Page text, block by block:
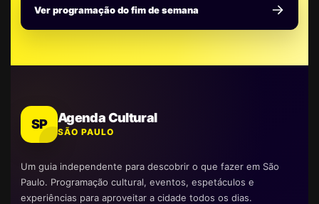
Ver programação do fim de semana
SP Agenda Cultural
SÃO PAULO
Um guia independente para descobrir o que fazer em São
Paulo. Programação cultural, eventos, espetáculos e
experiências para aproveitar a cidade todos os dias.